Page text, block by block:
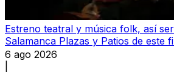
Estreno teatral y música folk, así
Salamanca Plazas y Patios de este
6 ago 2026